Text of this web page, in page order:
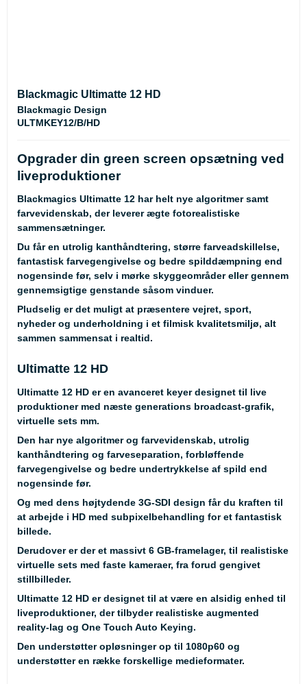
Blackmagic Ultimatte 12 HD
Blackmagic Design
ULTMKEY12/B/HD
Opgrader din green screen opsætning ved
liveproduktioner
Blackmagics Ultimatte 12 har helt nye algoritmer samt
farvevidenskab, der leverer ægte fotorealistiske
sammensætninger.
Du får en utrolig kanthåndtering, større farveadskillelse,
fantastisk farvegengivelse og bedre spilddæmpning end
nogensinde før, selv i mørke skyggeområder eller gennem
gennemsigtige genstande såsom vinduer.
Pludselig er det muligt at præsentere vejret, sport,
nyheder og underholdning i et filmisk kvalitetsmiljø, alt
sammen sammensat i realtid.
Ultimatte 12 HD
Ultimatte 12 HD er en avanceret keyer designet til live
produktioner med næste generations broadcast-grafik,
virtuelle sets mm.
Den har nye algoritmer og farvevidenskab, utrolig
kanthåndtering og farveseparation, forbløffende
farvegengivelse og bedre undertrykkelse af spild end
nogensinde før.
Og med dens højtydende 3G-SDI design får du kraften til
at arbejde i HD med subpixelbehandling for et fantastisk
billede.
Derudover er der et massivt 6 GB-framelager, til realistiske
virtuelle sets med faste kameraer, fra forud gengivet
stillbilleder.
Ultimatte 12 HD er designet til at være en alsidig enhed til
liveproduktioner, der tilbyder realistiske augmented
reality-lag og One Touch Auto Keying.
Den understøtter opløsninger op til 1080p60 og
understøtter en række forskellige medieformater.